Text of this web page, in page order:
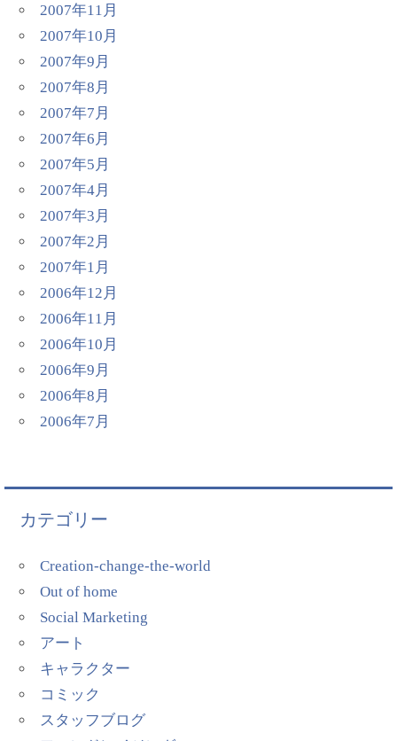
2007年11月
2007年10月
2007年9月
2007年8月
2007年7月
2007年6月
2007年5月
2007年4月
2007年3月
2007年2月
2007年1月
2006年12月
2006年11月
2006年10月
2006年9月
2006年8月
2006年7月
カテゴリー
Creation-change-the-world
Out of home
Social Marketing
アート
キャラクター
コミック
スタッフブログ